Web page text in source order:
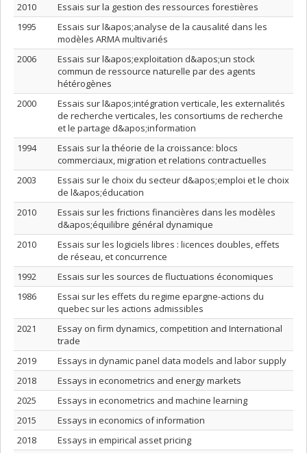
2010
Essais sur la gestion des ressources forestières
1995
Essais sur l&apos;analyse de la causalité dans les
modèles ARMA multivariés
2006
Essais sur l&apos;exploitation d&apos;un stock
commun de ressource naturelle par des agents
hétérogènes
2000
Essais sur l&apos;intégration verticale, les externalités
de recherche verticales, les consortiums de recherche
et le partage d&apos;information
1994
Essais sur la théorie de la croissance: blocs
commerciaux, migration et relations contractuelles
2003
Essais sur le choix du secteur d&apos;emploi et le choix
de l&apos;éducation
2010
Essais sur les frictions financières dans les modèles
d&apos;équilibre général dynamique
2010
Essais sur les logiciels libres : licences doubles, effets
de réseau, et concurrence
1992
Essais sur les sources de fluctuations économiques
1986
Essai sur les effets du regime epargne-actions du
quebec sur les actions admissibles
2021
Essay on firm dynamics, competition and International
trade
2019
Essays in dynamic panel data models and labor supply
2018
Essays in econometrics and energy markets
2025
Essays in econometrics and machine learning
2015
Essays in economics of information
2018
Essays in empirical asset pricing